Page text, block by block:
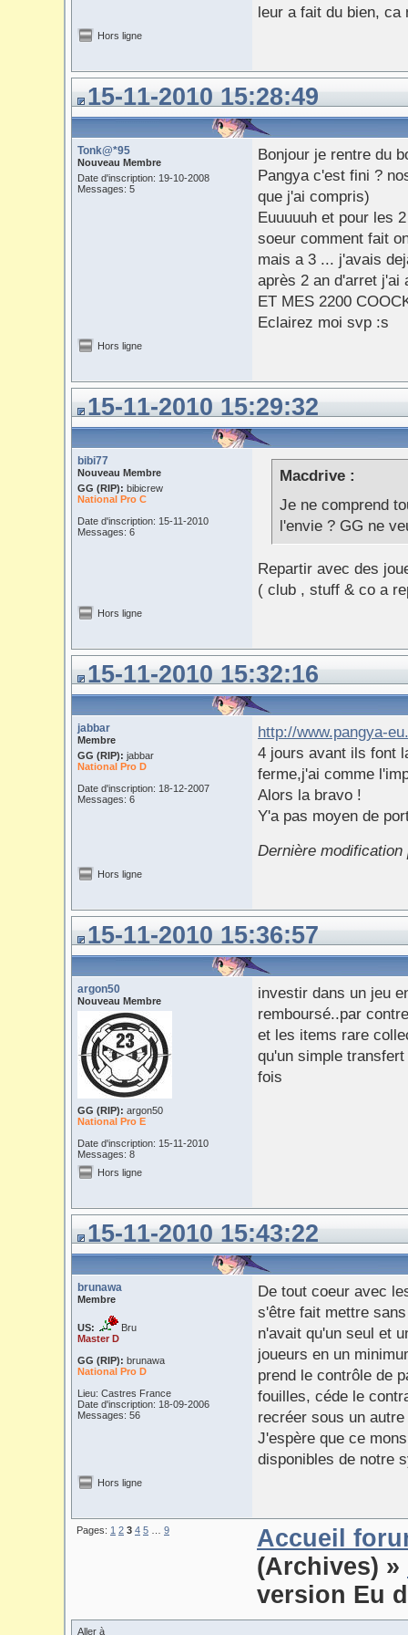
leur a fait du bien, ca
Hors ligne
15-11-2010 15:28:49
Tonk@*95
Nouveau Membre
Date d'inscription: 19-10-2008
Messages: 5
Bonjour je rentre du
Pangya c'est fini ?
que j'ai compris)
Euuuuuh et pour les
soeur comment fait
mais a 3 ... j'avais
après 2 an d'arret j'ai
ET MES 2200
Eclairez moi svp :s
Hors ligne
15-11-2010 15:29:32
bibi77
Nouveau Membre
GG (RIP): bibicrew
National Pro C
Date d'inscription: 15-11-2010
Messages: 6
Macdrive :
Je ne comprend
l'envie ? GG ne
Repartir avec des
( club , stuff & co a
Hors ligne
15-11-2010 15:32:16
jabbar
Membre
GG (RIP): jabbar
National Pro D
Date d'inscription: 18-12-2007
Messages: 6
http://www.pangya-
4 jours avant ils font
ferme,j'ai comme
Alors la bravo !
Y'a pas moyen de
Dernière modification
Hors ligne
15-11-2010 15:36:57
argon50
Nouveau Membre
GG (RIP): argon50
National Pro E
Date d'inscription: 15-11-2010
Messages: 8
investir dans un jeu
remboursé..par
et les items rare
qu'un simple
fois
Hors ligne
15-11-2010 15:43:22
brunawa
Membre
US:
Bru
Master D
GG (RIP): brunawa
National Pro D
Lieu: Castres France
Date d'inscription: 18-09-2006
Messages: 56
De tout coeur avec
s'être fait mettre
n'avait qu'un seul et
joueurs en un
prend le contrôle de
fouilles, céde le
recréer sous un
J'espère que ce
disponibles de notre
Hors ligne
Pages: 1 2 3 4 5 9
Accueil
(Archives) »
version Eu
Aller à